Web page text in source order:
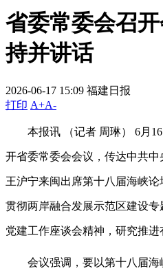
省委常委会召
持并讲话
2026-06-17 15:09 福建日报
打印 A+A-
本报讯 （记者 周琳） 6月16
开省委常委会会议，传达中共
王沪宁来闽出席第十八届海峡
贯彻两岸融合发展示范区建设
党建工作座谈会精神，研究推进
会议强调，要以第十八届海